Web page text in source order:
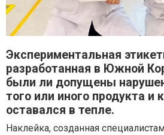
Экспериментальная
разработанная в Южной
были ли допущены
того или иного продукта и
оставался в тепле.
Наклейка, созданная